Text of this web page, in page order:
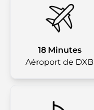
18 Minutes
Aéroport de DXB